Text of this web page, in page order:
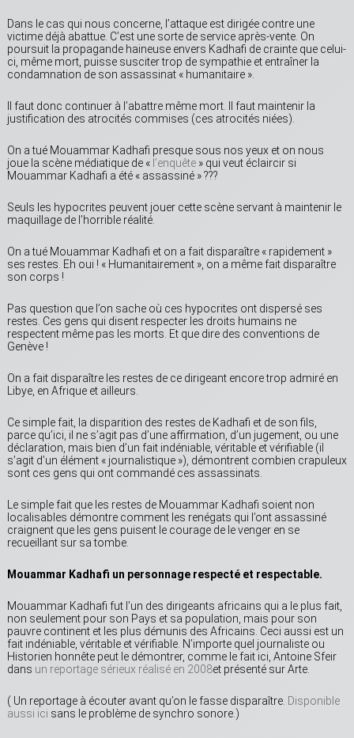
Dans le cas qui nous concerne, l’attaque est dirigée contre une
victime déjà abattue. C’est une sorte de service après-vente. On
poursuit la propagande haineuse envers Kadhafi de crainte que celui-
ci, même mort, puisse susciter trop de sympathie et entraîner la
condamnation de son assassinat « humanitaire ».
Il faut donc continuer à l’abattre même mort. Il faut maintenir la
justification des atrocités commises (ces atrocités niées).
On a tué Mouammar Kadhafi presque sous nos yeux et on nous
joue la scène médiatique de « l’enquête » qui veut éclaircir si
Mouammar Kadhafi a été « assassiné » ???
Seuls les hypocrites peuvent jouer cette scène servant à maintenir le
maquillage de l’horrible réalité.
On a tué Mouammar Kadhafi et on a fait disparaître « rapidement »
ses restes. Eh oui ! « Humanitairement », on a même fait disparaître
son corps !
Pas question que l’on sache où ces hypocrites ont dispersé ses
restes. Ces gens qui disent respecter les droits humains ne
respectent même pas les morts. Et que dire des conventions de
Genève !
On a fait disparaître les restes de ce dirigeant encore trop admiré en
Libye, en Afrique et ailleurs.
Ce simple fait, la disparition des restes de Kadhafi et de son fils,
parce qu’ici, il ne s’agit pas d’une affirmation, d’un jugement, ou une
déclaration, mais bien d’un fait indéniable, véritable et vérifiable (il
s’agit d’un élément « journalistique »), démontrent combien crapuleux
sont ces gens qui ont commandé ces assassinats.
Le simple fait que les restes de Mouammar Kadhafi soient non
localisables démontre comment les renégats qui l’ont assassiné
craignent que les gens puisent le courage de le venger en se
recueillant sur sa tombe.
Mouammar Kadhafi un personnage respecté et respectable.
Mouammar Kadhafi fut l’un des dirigeants africains qui a le plus fait,
non seulement pour son Pays et sa population, mais pour son
pauvre continent et les plus démunis des Africains. Ceci aussi est un
fait indéniable, véritable et vérifiable. N’importe quel journaliste ou
Historien honnête peut le démontrer, comme le fait ici, Antoine Sfeir
dans un reportage sérieux réalisé en 2008et présenté sur Arte.
( Un reportage à écouter avant qu’on le fasse disparaître. Disponible
aussi ici sans le problème de synchro sonore.)